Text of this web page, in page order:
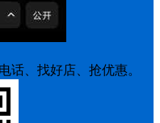
话、找好店、抢优惠。